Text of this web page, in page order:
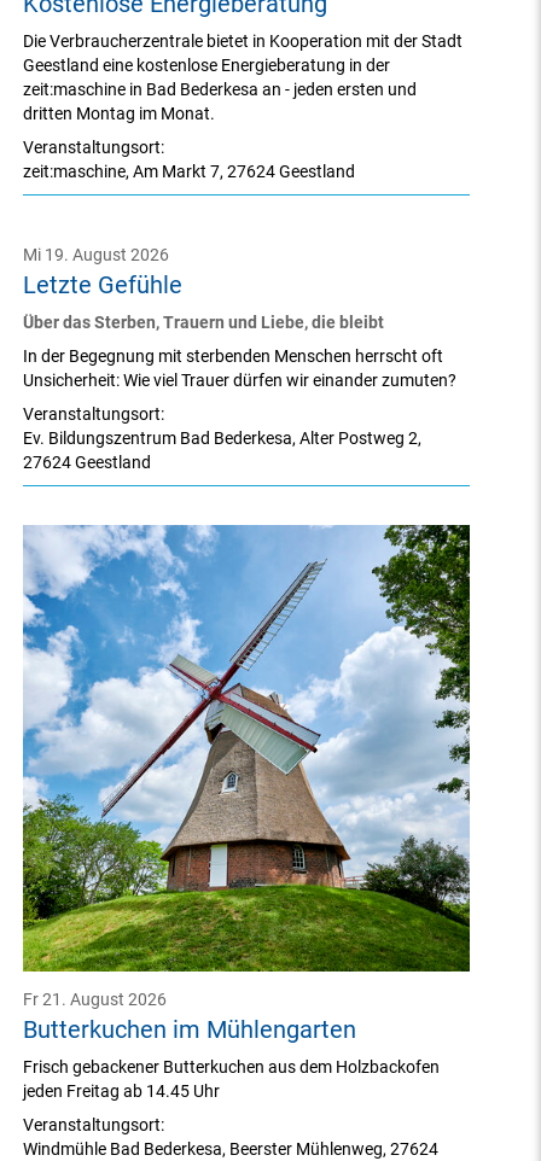
Veranstaltungsort:
zeit:maschine,Am Markt 7,27624 Geestland
Die Verbraucherzentrale bietet in Kooperation mit der Stadt
Geestland eine kostenlose Energieberatung in der
zeit:maschine in Bad Bederkesa an - jeden ersten und
dritten Montag im Monat.
Letzte Gefühle
Mi 19. August 2026
Veranstaltungsort:
Ev. Bildungszentrum Bad Bederkesa,Alter Postweg 2,
27624 Geestland
Über das Sterben, Trauern und Liebe, die bleibt
In der Begegnung mit sterbenden Menschen herrscht oft
Unsicherheit: Wie viel Trauer dürfen wir einander zumuten?
Butterkuchen im Mühlengarten
Fr 21. August 2026
Veranstaltungsort:
Windmühle Bad Bederkesa, Beerster Mühlenweg,27624
Frisch gebackener Butterkuchen aus dem Holzbackofen
jeden Freitag ab 14.45 Uhr